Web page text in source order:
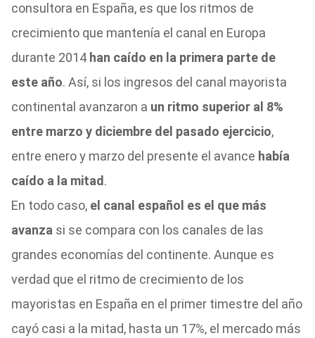
consultora en España, es que los ritmos de
crecimiento que mantenía el canal en Europa
durante 2014 han caído en la primera parte de
este año. Así, si los ingresos del canal mayorista
continental avanzaron a un ritmo superior al 8%
entre marzo y diciembre del pasado ejercicio,
entre enero y marzo del presente el avance había
caído a la mitad .
En todo caso, el canal español es el que más
avanza si se compara con los canales de las
grandes economías del continente. Aunque es
verdad que el ritmo de crecimiento de los
mayoristas en España en el primer timestre del año
cayó casi a la mitad, hasta un 17%, el mercado más